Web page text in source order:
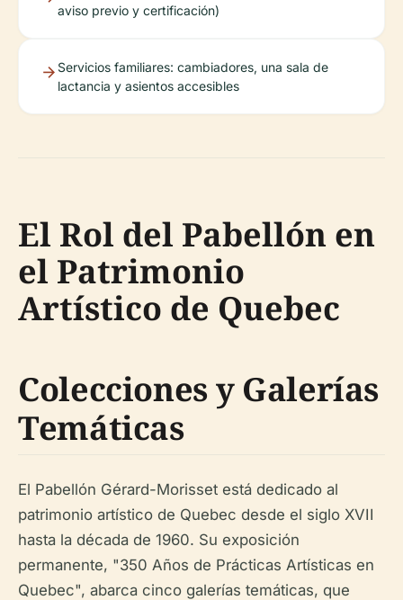
aviso previo y certificación)
Servicios familiares: cambiadores, una sala de
lactancia y asientos accesibles
El Rol del Pabellón en
el Patrimonio
Artístico de Quebec
Colecciones y Galerías
Temáticas
El Pabellón Gérard-Morisset está dedicado al
patrimonio artístico de Quebec desde el siglo XVII
hasta la década de 1960. Su exposición
permanente, "350 Años de Prácticas Artísticas en
Quebec", abarca cinco galerías temáticas, que